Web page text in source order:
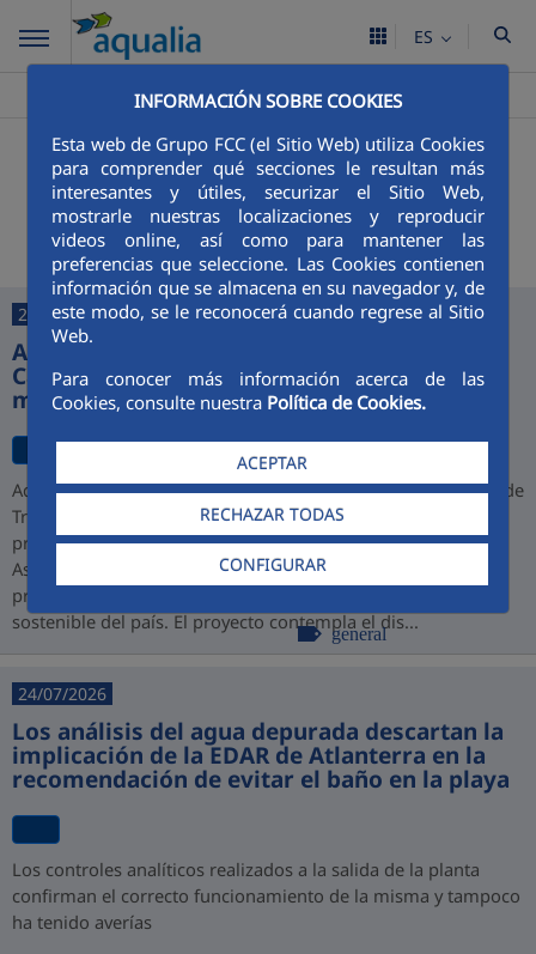
INFORMACIÓN SOBRE COOKIES
Esta web de Grupo FCC (el Sitio Web) utiliza Cookies
para comprender qué secciones le resultan más
interesantes y útiles, securizar el Sitio Web,
mostrarle nuestras localizaciones y reproducir
videos online, así como para mantener las
preferencias que seleccione. Las Cookies contienen
información que se almacena en su navegador y, de
este modo, se le reconocerá cuando regrese al Sitio
Web.
Para conocer más información acerca de las
Cookies, consulte nuestra Política de Cookies.
ACEPTAR
RECHAZAR TODAS
CONFIGURAR
ES
>L’ Ametlla de Mar >Noticias
+ Buscador
Últimas noticias
27/07/2026
Aqualia desarrollará la depuradora de
Cajamarca y alcanza una cartera de 1.000
millones de euros en Perú
Aqualia ha resultado adjudicataria del proyecto de la Planta de
Tratamiento de Aguas Residuales (PTAR) de Cajamarca,
promovido por PROINVERSIÓN bajo la modalidad de
Asociación Público-Privada (APP), consolidando así su
presencia en Perú y su compromiso con el desarrollo
sostenible del país. El proyecto contempla el dis...
general
24/07/2026
Los análisis del agua depurada descartan la
implicación de la EDAR de Atlanterra en la
recomendación de evitar el baño en la playa
Los controles analíticos realizados a la salida de la planta
confirman el correcto funcionamiento de la misma y tampoco
ha tenido averías